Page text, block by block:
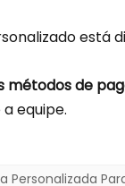
está
métodos de
equipe.
Personalizada